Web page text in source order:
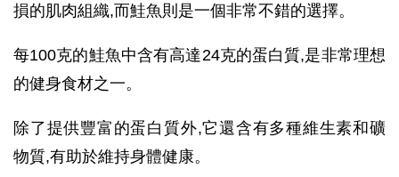
損的肌肉組織,而鮭魚則是一個非常不錯的選擇。
每100克的鮭魚中含有高達24克的蛋白質,是非常理想
的健身食材之一。
除了提供豐富的蛋白質外,它還含有多種維生素和礦
物質,有助於維持身體健康。